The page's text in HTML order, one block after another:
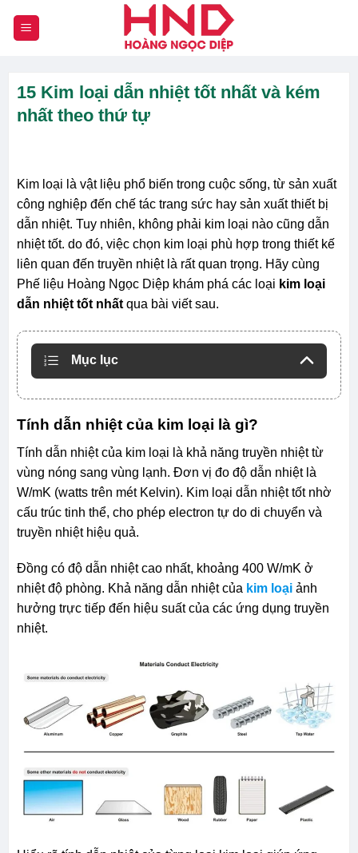
đến
15 Kim loại dẫn nhiệt tốt nhất và kém
nhất theo thứ tự
Kim loại là vật liệu phổ biến trong cuộc sống, từ sản xuất
công nghiệp đến chế tác trang sức hay sản xuất thiết bị
dẫn nhiệt. Tuy nhiên, không phải kim loại nào cũng dẫn
nhiệt tốt. do đó, việc chọn kim loại phù hợp trong thiết kế
liên quan đến truyền nhiệt là rất quan trọng. Hãy cùng
Phế liệu Hoàng Ngọc Diệp khám phá các loại kim loại
dẫn nhiệt tốt nhấtqua bài viết sau.
Mục lục
Tính dẫn nhiệt của kim loại là gì?
Tính dẫn nhiệt của kim loại là khả năng truyền nhiệt từ
vùng nóng sang vùng lạnh. Đơn vị đo độ dẫn nhiệt là
W/mK (watts trên mét Kelvin). Kim loại dẫn nhiệt tốt nhờ
cấu trúc tinh thể, cho phép electron tự do di chuyển và
truyền nhiệt hiệu quả.
Đồng có độ dẫn nhiệt cao nhất, khoảng 400 W/mK ở
nhiệt độ phòng. Khả năng dẫn nhiệt của kim loạiảnh
hưởng trực tiếp đến hiệu suất của các ứng dụng truyền
nhiệt.